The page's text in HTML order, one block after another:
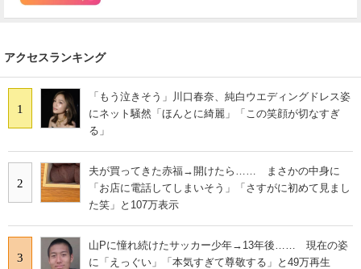
アクセスランキング
1
「もう泣きそう」川口春奈、純白ウエディングドレス姿
にネット騒然「ほんとに綺麗」「この笑顔が切なすぎ
る」
2
夫が買ってきた赤福→開けたら…… まさかの中身に
「お店に電話してしまいそう」「さすがに初めて見まし
た笑」と107万表示
3
山Pに憧れ続けたサッカー少年→13年後…… 現在の姿
に「えっぐい」「本気すぎて尊敬する」と49万再生